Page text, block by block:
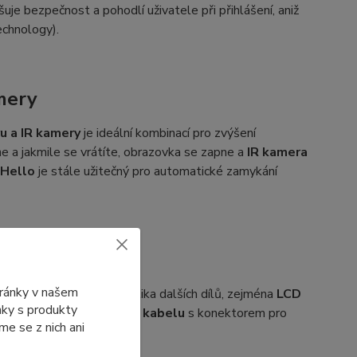
bezpečnost a pohodlí uživatele při přihlášení, aniž
a IR kameryje ideální kombinací pro zvýšení
a jakmile se vrátíte, obrazovka se zapne a IR kamera
je stále užitečný pro automatické zamykání
DELL
i výměnu několika dalších dílů, zejména LCD
výměnuEDP display kabelu s konektorem pro
v našem
s produkty
se z nich ani